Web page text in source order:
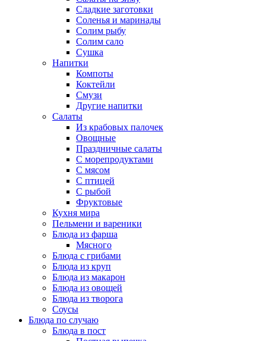
Сладкие заготовки
Соленья и маринады
Солим рыбу
Солим сало
Сушка
Напитки
Компоты
Коктейли
Смузи
Другие напитки
Салаты
Из крабовых палочек
Овощные
Праздничные салаты
С морепродуктами
С мясом
С птицей
С рыбой
Фруктовые
Кухня мира
Пельмени и вареники
Блюда из фарша
Мясного
Блюда с грибами
Блюда из круп
Блюда из макарон
Блюда из овощей
Блюда из творога
Соусы
Блюда по случаю
Блюда в пост